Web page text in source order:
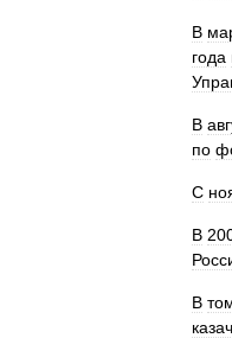
В
года
В
по
С
В
В